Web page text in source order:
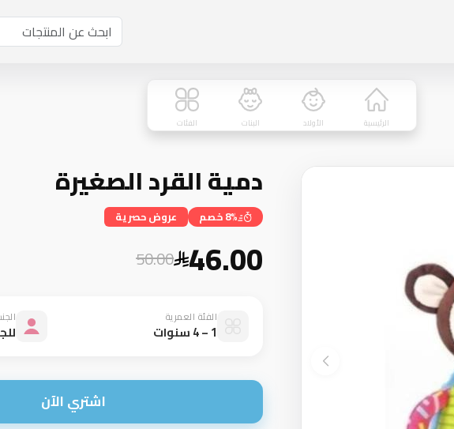
الرئيسية الأولاد البنات الفئات
دمية القرد الصغيرة
8% خصم عروض حصرية
46.00
50.00
الفئة العمرية
1 – 4 سنوات
اشتري الآن